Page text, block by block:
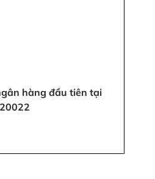
hàng đầu tiên tại